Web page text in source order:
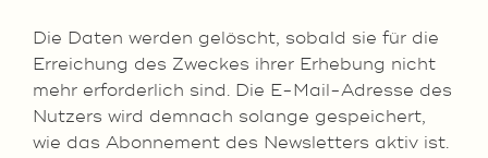
Die Daten werden gelöscht, sobald sie für die
Erreichung des Zweckes ihrer Erhebung nicht
mehr erforderlich sind. Die E-Mail-Adresse des
Nutzers wird demnach solange gespeichert,
wie das Abonnement des Newsletters aktiv ist.